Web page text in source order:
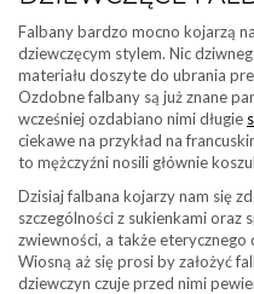
Falbany bardzo mocno kojarzą
dziewczęcym stylem. Nic
materiału doszyte do ubrania
Ozdobne falbany są już znane
wcześniej ozdabiano nimi długie
ciekawe na przykład na
to mężczyźni nosili głównie
Dzisiaj falbana kojarzy nam się
szczególności z sukienkami
zwiewności, a także eterycznego
Wiosną aż się prosi by założyć
dziewczyn czuje przed nimi